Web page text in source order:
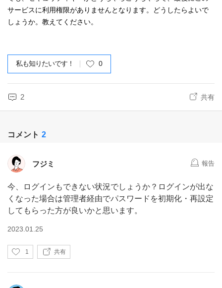
サービスに利用権限がありませんとなります。どうしたらよいで
しょうか。教えてください。
私も知りたいです！ 0
2 共有
コメント 2
フジミ 報告
今、ログインもできない状況でしょうか？ログインが出な
くなった場合は管理者経由でパスワードを初期化・再設定
してもらった方が良いかと思います。
2023.01.25
い
1 共有